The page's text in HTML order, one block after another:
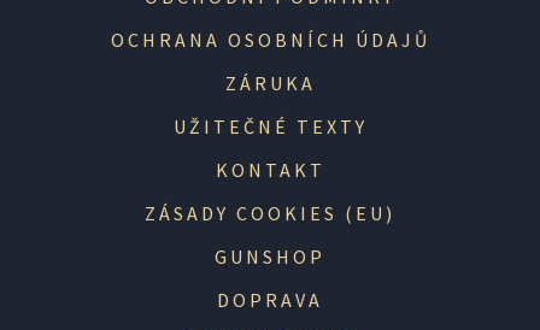
OCHRANA OSOBNÍCH ÚDAJŮ
ZÁRUKA
UŽITEČNÉ TEXTY
KONTAKT
ZÁSADY COOKIES (EU)
GUNSHOP
DOPRAVA